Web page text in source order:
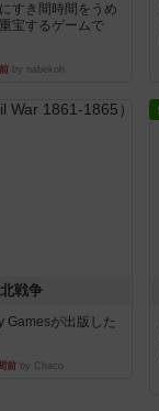
すき間時間をうめ
宝するゲームで
by nabekoh
戦争
Gamesが出版した
前by Chaco